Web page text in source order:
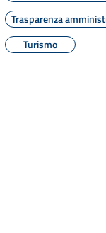
Trasparenza
Turismo